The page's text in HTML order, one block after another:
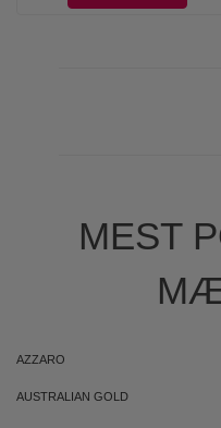
MEST
AZZARO
AUSTRALIAN GOLD